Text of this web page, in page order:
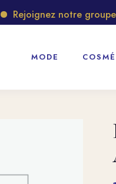
Rejoignez notre groupe
MODE